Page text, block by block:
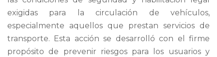
exigidas para la circulación de vehículos,
especialmente aquellos que prestan servicios de
transporte. Esta acción se desarrolló con el firme
propósito de prevenir riesgos para los usuarios y